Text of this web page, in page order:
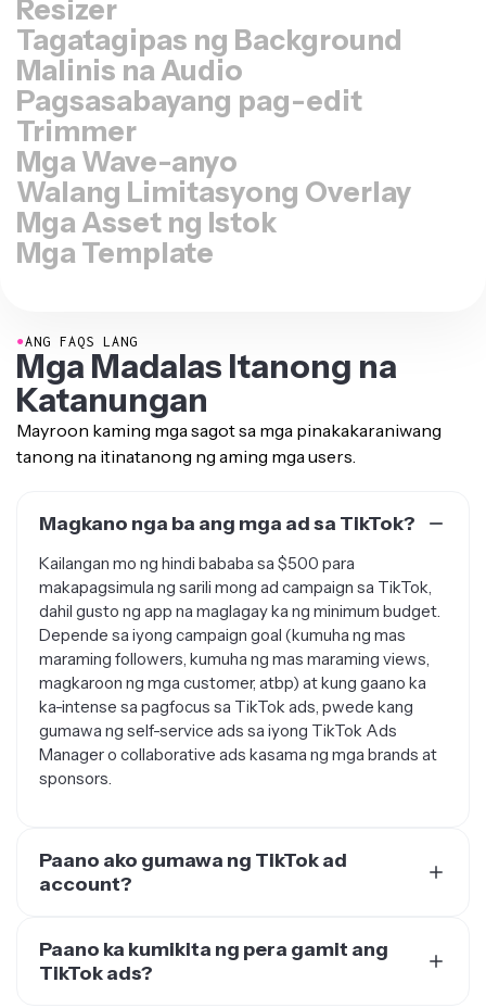
Tagatagipas ng Background
Malinis na Audio
Pagsasabayang pag-edit
Trimmer
Mga Wave-anyo
Walang Limitasyong Overlay
Mga Asset ng Istok
Mga Template
Mga Madalas Itanong na
Katanungan
Mayroon kaming mga sagot sa mga pinakakaraniwang
tanong na itinatanong ng aming mga users.
makapagsimula ng sarili mong ad campaign sa TikTok,
dahil gusto ng app na maglagay ka ng minimum budget.
Depende sa iyong campaign goal (kumuha ng mas
maraming followers, kumuha ng mas maraming views,
magkaroon ng mga customer, atbp) at kung gaano ka
ka-intense sa pagfocus sa TikTok ads, pwede kang
gumawa ng self-service ads sa iyong TikTok Ads
Manager o collaborative ads kasama ng mga brands at
sponsors.
account?
TikTok Pixel > Gumawa ng bagong ad campaign >
Bumuo ng ad group > Gumawa ng ad > Ilunsad ang iyong
TikTok ads?